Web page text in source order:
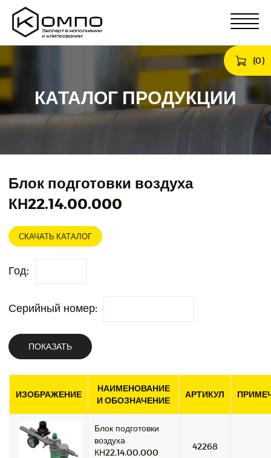
(0)
КАТАЛОГ ПРОДУКЦИИ
Блок подготовки воздуха
КН22.14.00.000
СКАЧАТЬ КАТАЛОГ
Год:
Серийный номер:
ПОКАЗАТЬ
ИЗОБРАЖЕНИЕ
НАИМЕНОВАНИЕ
И ОБОЗНАЧЕНИЕ
АРТИКУЛ
Блок подготовки
воздуха
КН22.14.00.000
42268